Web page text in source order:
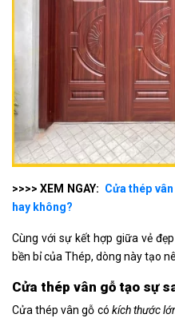
>>>> XEM NGAY: Cửa thép
hay không?
Cùng với sự kết hợp giữa vẻ
bền bỉ của Thép, dòng này tạo
Cửa thép vân gỗ tạo sự
Cửa thép vân gỗ có kích thước